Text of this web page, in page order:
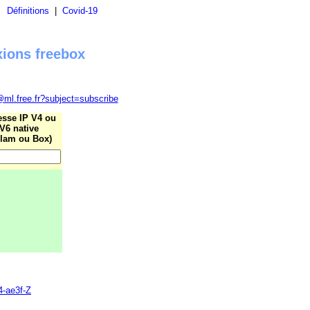
Définitions Covid-19
freebox
IP V4 ou
V6 native
ou Box)
ae3f-Z